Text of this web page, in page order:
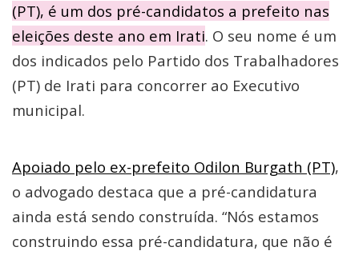
(PT), é um dos pré-candidatos a prefeito nas
eleições deste ano em Irati. O seu nome é um
dos indicados pelo Partido dos Trabalhadores
(PT) de Irati para concorrer ao Executivo
municipal.
Apoiado pelo ex-prefeito Odilon Burgath (PT),
o advogado destaca que a pré-candidatura
ainda está sendo construída. “Nós estamos
construindo essa pré-candidatura, que não é